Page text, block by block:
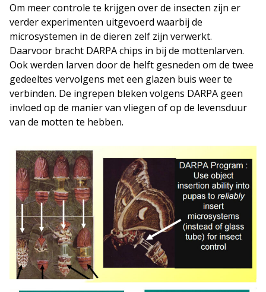
Om meer controle te krijgen over de insecten zijn er
verder experimenten uitgevoerd waarbij de
microsystemen in de dieren zelf zijn verwerkt.
Daarvoor bracht DARPA chips in bij de mottenlarven.
Ook werden larven door de helft gesneden om de twee
gedeeltes vervolgens met een glazen buis weer te
verbinden. De ingrepen bleken volgens DARPA geen
invloed op de manier van vliegen of op de levensduur
van de motten te hebben.